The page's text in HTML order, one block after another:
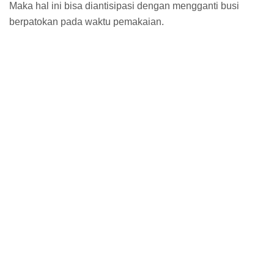
Maka hal ini bisa diantisipasi dengan mengganti busi
berpatokan pada waktu pemakaian.